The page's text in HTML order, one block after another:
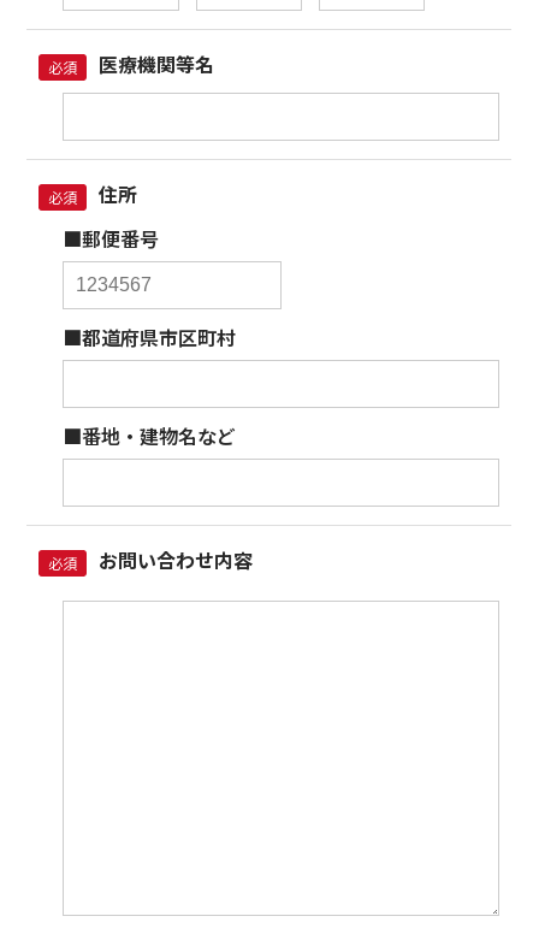
必須 医療機関等名
必須
住所
■郵便番号
■都道府県市区町村
■番地・建物名など
必須 お問い合わせ内容